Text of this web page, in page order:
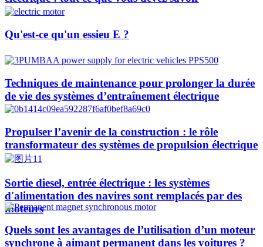
Qu'est-ce qu'un essieu E ?
Techniques de maintenance pour prolonger la durée
de vie des systèmes d’entraînement électrique
Propulser l’avenir de la construction : le rôle
transformateur des systèmes de propulsion électrique
Sortie diesel, entrée électrique : les systèmes
d'alimentation des navires sont remplacés par des
moteurs
Quels sont les avantages de l’utilisation d’un moteur
synchrone à aimant permanent dans les voitures ?